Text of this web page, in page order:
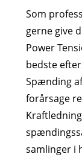
Som
gerne give
Power
bedste
Spænding
forårsage
samlinger i